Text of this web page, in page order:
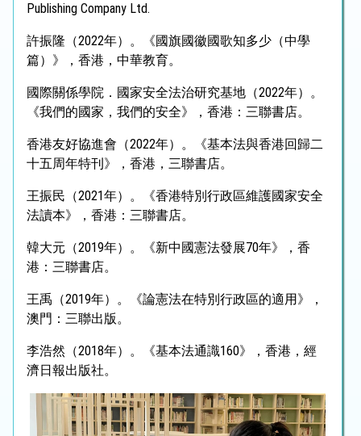
Publishing Company Ltd.
許振隆（2022年）。《國旗國徽國歌知多少（中學
篇）》，香港，中華教育。
國際關係學院．國家安全法治研究基地（2022年）。
《我們的國家，我們的安全》，香港：三聯書店。
香港友好協進會（2022年）。《基本法與香港回歸二
十五周年特刊》，香港，三聯書店。
王振民（2021年）。《香港特別行政區維護國家安全
法讀本》，香港：三聯書店。
韓大元（2019年）。《新中國憲法發展70年》，香
港：三聯書店。
王禹（2019年）。《論憲法在特別行政區的適用》，
澳門：三聯出版。
李浩然（2018年）。《基本法通識160》，香港，經
濟日報出版社。